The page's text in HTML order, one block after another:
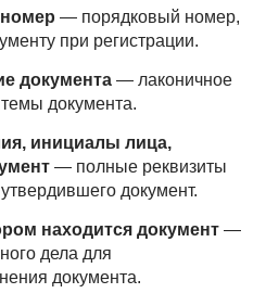
— порядковый номер,
при регистрации.
документа — лаконичное
документа.
инициалы лица,
— полные реквизиты
документ.
находится документ —
дела для
документа.